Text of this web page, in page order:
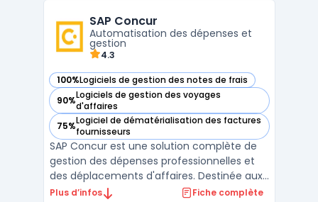
performant, permettant de créer et
envoyer des de ...
SAP Concur
Automatisation des dépenses et
gestion
4.3
100%Logiciels de gestion des notes de frais
— voir SAP Concur dans cette catégorie
90%Logiciels de gestion des voyages
d'affaires
— voir SAP Concur dans cette catégorie
75%Logiciel de dématérialisation des factures
fournisseurs
— voir SAP Concur dans cette catégorie
SAP Concur est une solution complète de
gestion des dépenses professionnelles et
des déplacements d'affaires. Destinée aux
entreprises de toutes tailles, cette
Plus d’infos Fiche complète